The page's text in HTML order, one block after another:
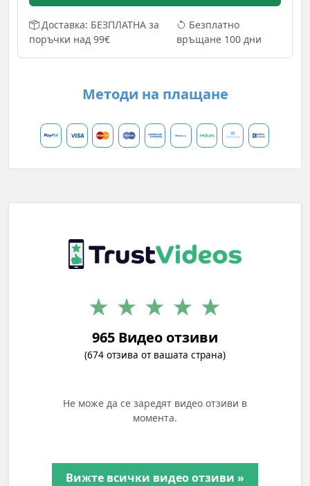
Доставка: БЕЗПЛАТНА за
поръчки над 99€
Безплатно
връщане 100 дни
Методи на плащане
965 Видео отзиви
(674 отзива от вашата страна)
Не може да се заредят видео отзиви в
момента.
Вижте всички видео отзиви »